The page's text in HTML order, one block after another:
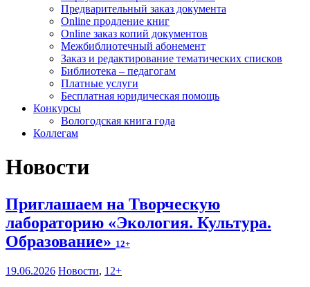
Предварительный заказ документа
Online продление книг
Online заказ копий документов
Межбиблиотечный абонемент
Заказ и редактирование тематических списков
Библиотека – педагогам
Платные услуги
Бесплатная юридическая помощь
Конкурсы
Вологодская книга года
Коллегам
Новости
Приглашаем на Творческую
лабораторию «Экология. Культура.
Образование» 12+
19.06.2026 Новости, 12+